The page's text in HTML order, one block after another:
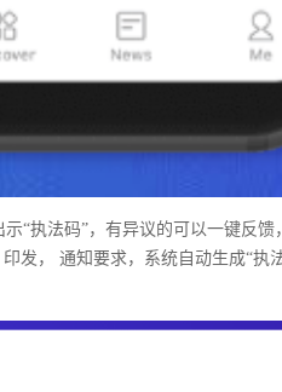
“执法码”，有异议的可以一键反
发， 通知要求，系统自动生成“